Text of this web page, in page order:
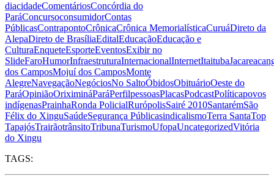
diacidadeComentáriosConcórdia do
ParáConcursoconsumidorContas
PúblicasContrapontoCrônicaCrônica MemorialísticaCuruáDireto da
AlepaDireto de BrasíliaEditalEducaçãoEducação e
CulturaEnqueteEsporteEventosExibir no
SlideFaroHumorInfraestruturaInternacionalInternetItaituba
dos CamposMojuí dos CamposMonte
AlegreNavegaçãoNegóciosNo SaltoÓbidosObituárioOeste do
ParáOpiniãoOriximináParáPerfilpessoasPlacasPodcastPolíticapovos
indígenasPrainhaRonda PolicialRurópolisSairé 2010SantarémSão
Félix do XinguSaúdeSegurança PúblicasindicalismoTerra SantaTop
TapajósTrairãotrânsitoTribunaTurismoUfopaUncategorizedVitória
do Xingu
TAGS: